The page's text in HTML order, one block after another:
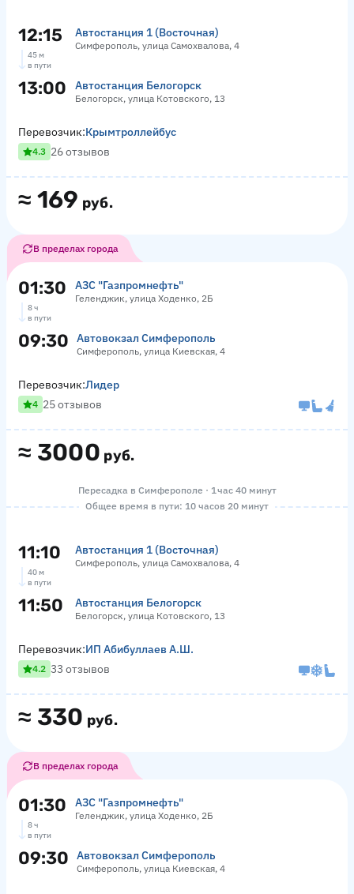
12:15 Автостанция 1 (Восточная)
Симферополь, улица Самохвалова, 4
45 м
в пути
13:00 Автостанция Белогорск
Белогорск, улица Котовского, 13
≈ 169 руб.
Перевозчик:Крымтроллейбус
4.3 26 отзывов
В пределах города
01:30 АЗС "Газпромнефть"
Геленджик, улица Ходенко, 2Б
8 ч
в пути
09:30 Автовокзал Симферополь
Симферополь, улица Киевская, 4
≈ 3000 руб.
Перевозчик:Лидер
4 25 отзывов
Пересадка в Симферополе · 1 час 40 минут
Общее время в пути: 10 часов 20 минут
11:10 Автостанция 1 (Восточная)
Симферополь, улица Самохвалова, 4
40 м
в пути
11:50 Автостанция Белогорск
Белогорск, улица Котовского, 13
≈ 330 руб.
Перевозчик:ИП Абибуллаев А.Ш.
4.2 33 отзывов
В пределах города
01:30 АЗС "Газпромнефть"
Геленджик, улица Ходенко, 2Б
8 ч
в пути
09:30 Автовокзал Симферополь
Симферополь, улица Киевская, 4